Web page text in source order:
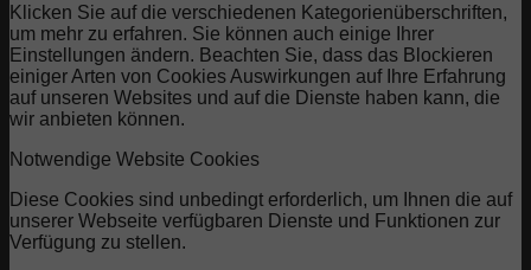
Klicken Sie auf die verschiedenen Kategorienüberschriften,
um mehr zu erfahren. Sie können auch einige Ihrer
Einstellungen ändern. Beachten Sie, dass das Blockieren
einiger Arten von Cookies Auswirkungen auf Ihre Erfahrung
auf unseren Websites und auf die Dienste haben kann, die
wir anbieten können.
Notwendige Website Cookies
Diese Cookies sind unbedingt erforderlich, um Ihnen die auf
unserer Webseite verfügbaren Dienste und Funktionen zur
Verfügung zu stellen.